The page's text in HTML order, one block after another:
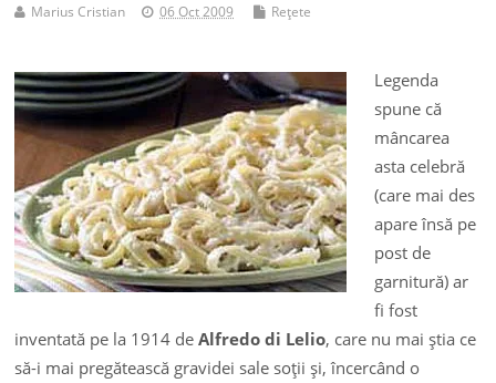
Marius Cristian 06 Oct 2009 Reţete
Legenda
spune că
mâncarea
asta celebră
(care mai des
apare însă pe
post de
garnitură) ar
fi fost
inventată pe la 1914 deAlfredo di Lelio, care nu mai ştia ce
să-i mai pregătească gravidei sale soţii şi, încercând o